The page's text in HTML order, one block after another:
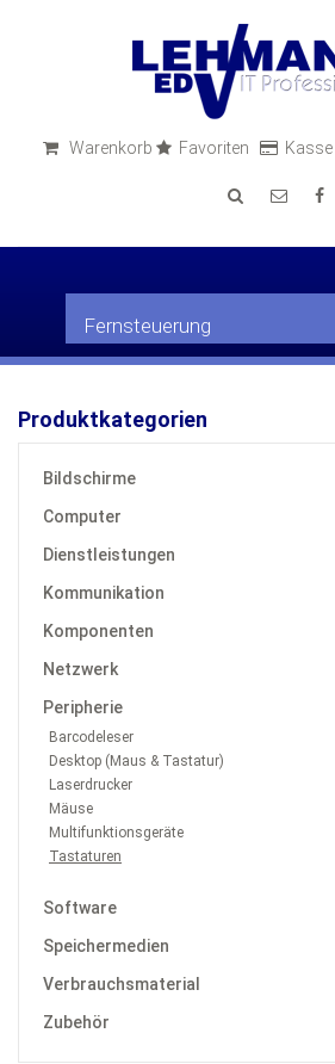
Warenkorb Favoriten Kasse
Fernsteuerung
Produktkategorien
Bildschirme
Computer
Dienstleistungen
Kommunikation
Komponenten
Netzwerk
Peripherie
Barcodeleser
Desktop (Maus & Tastatur)
Laserdrucker
Mäuse
Multifunktionsgeräte
Tastaturen
Software
Speichermedien
Verbrauchsmaterial
Zubehör